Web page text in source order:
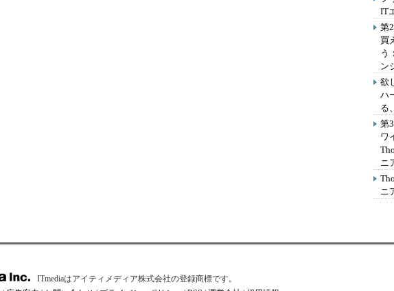
IT
第
買
う
ン
欲
ハ
る
第
ワ
ニ
ニ
ITmediaはアイティメディア株式会社の登録商標です。